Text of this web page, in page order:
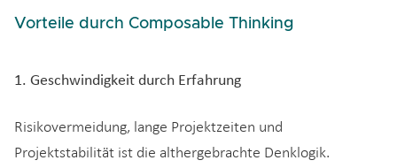
Vorteile durch Composable Thinking
1. Geschwindigkeit durch Erfahrung
Risikovermeidung, lange Projektzeiten und
Projektstabilität ist die althergebrachte Denklogik.